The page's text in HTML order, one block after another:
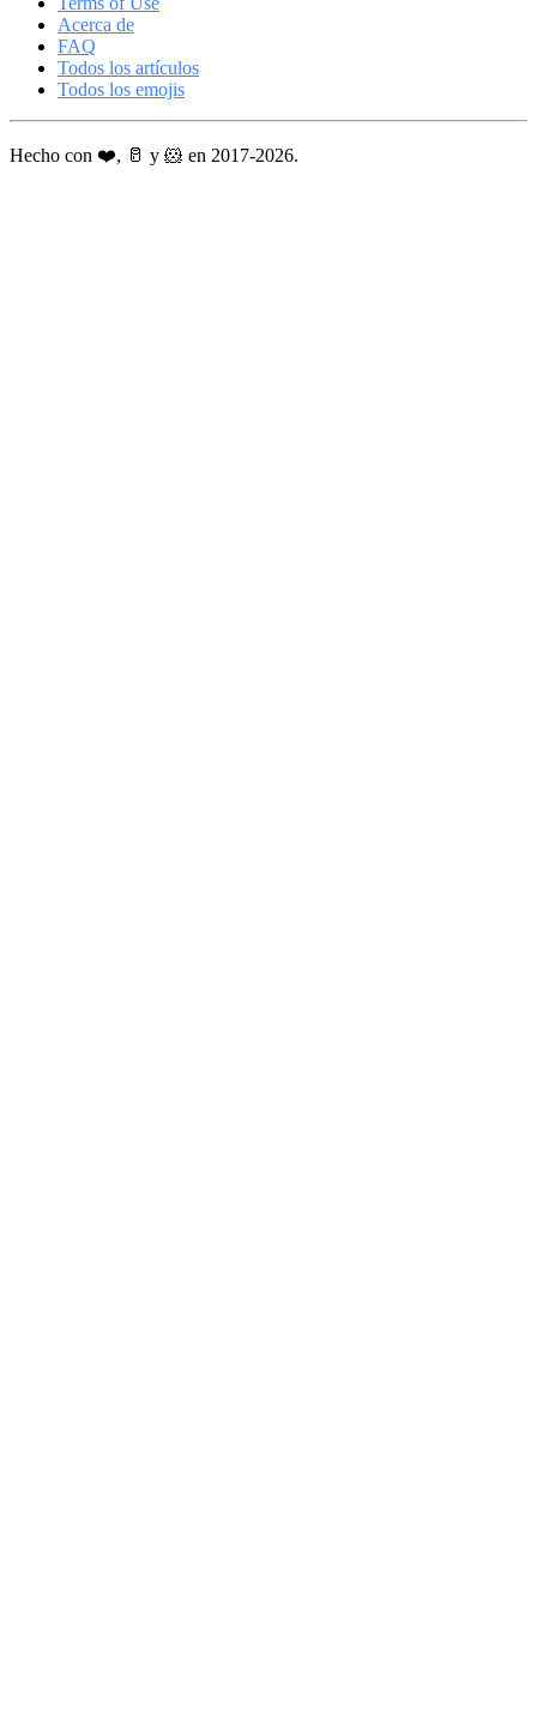
Acerca de
FAQ
Todos los artículos
Todos los emojis
Hecho con ❤️, 🥛 y 🐹 en 2017-2026.